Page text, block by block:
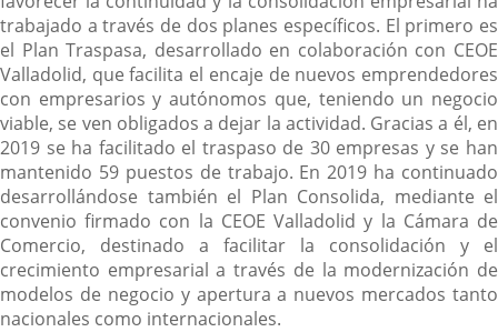
trabajado a través de dos planes específicos. El primero es
el Plan Traspasa, desarrollado en colaboración con CEOE
Valladolid, que facilita el encaje de nuevos emprendedores
con empresarios y autónomos que, teniendo un negocio
viable, se ven obligados a dejar la actividad. Gracias a él, en
2019 se ha facilitado el traspaso de 30 empresas y se han
mantenido 59 puestos de trabajo. En 2019 ha continuado
desarrollándose también el Plan Consolida, mediante el
convenio firmado con la CEOE Valladolid y la Cámara de
Comercio, destinado a facilitar la consolidación y el
crecimiento empresarial a través de la modernización de
modelos de negocio y apertura a nuevos mercados tanto
nacionales como internacionales.